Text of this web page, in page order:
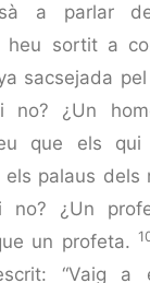
a parlar
heu sortit a
sacsejada
¿Un
que els qui
els palaus dels
no? ¿Un
un profeta.
“Vaig a